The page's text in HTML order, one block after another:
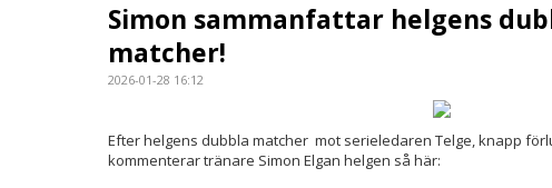
Simon sammanfattar helgens
matcher!
2026-01-28 16:12
Efter helgens dubbla matcher mot serieledaren Telge, knapp
kommenterar tränare Simon Elgan helgen så här: